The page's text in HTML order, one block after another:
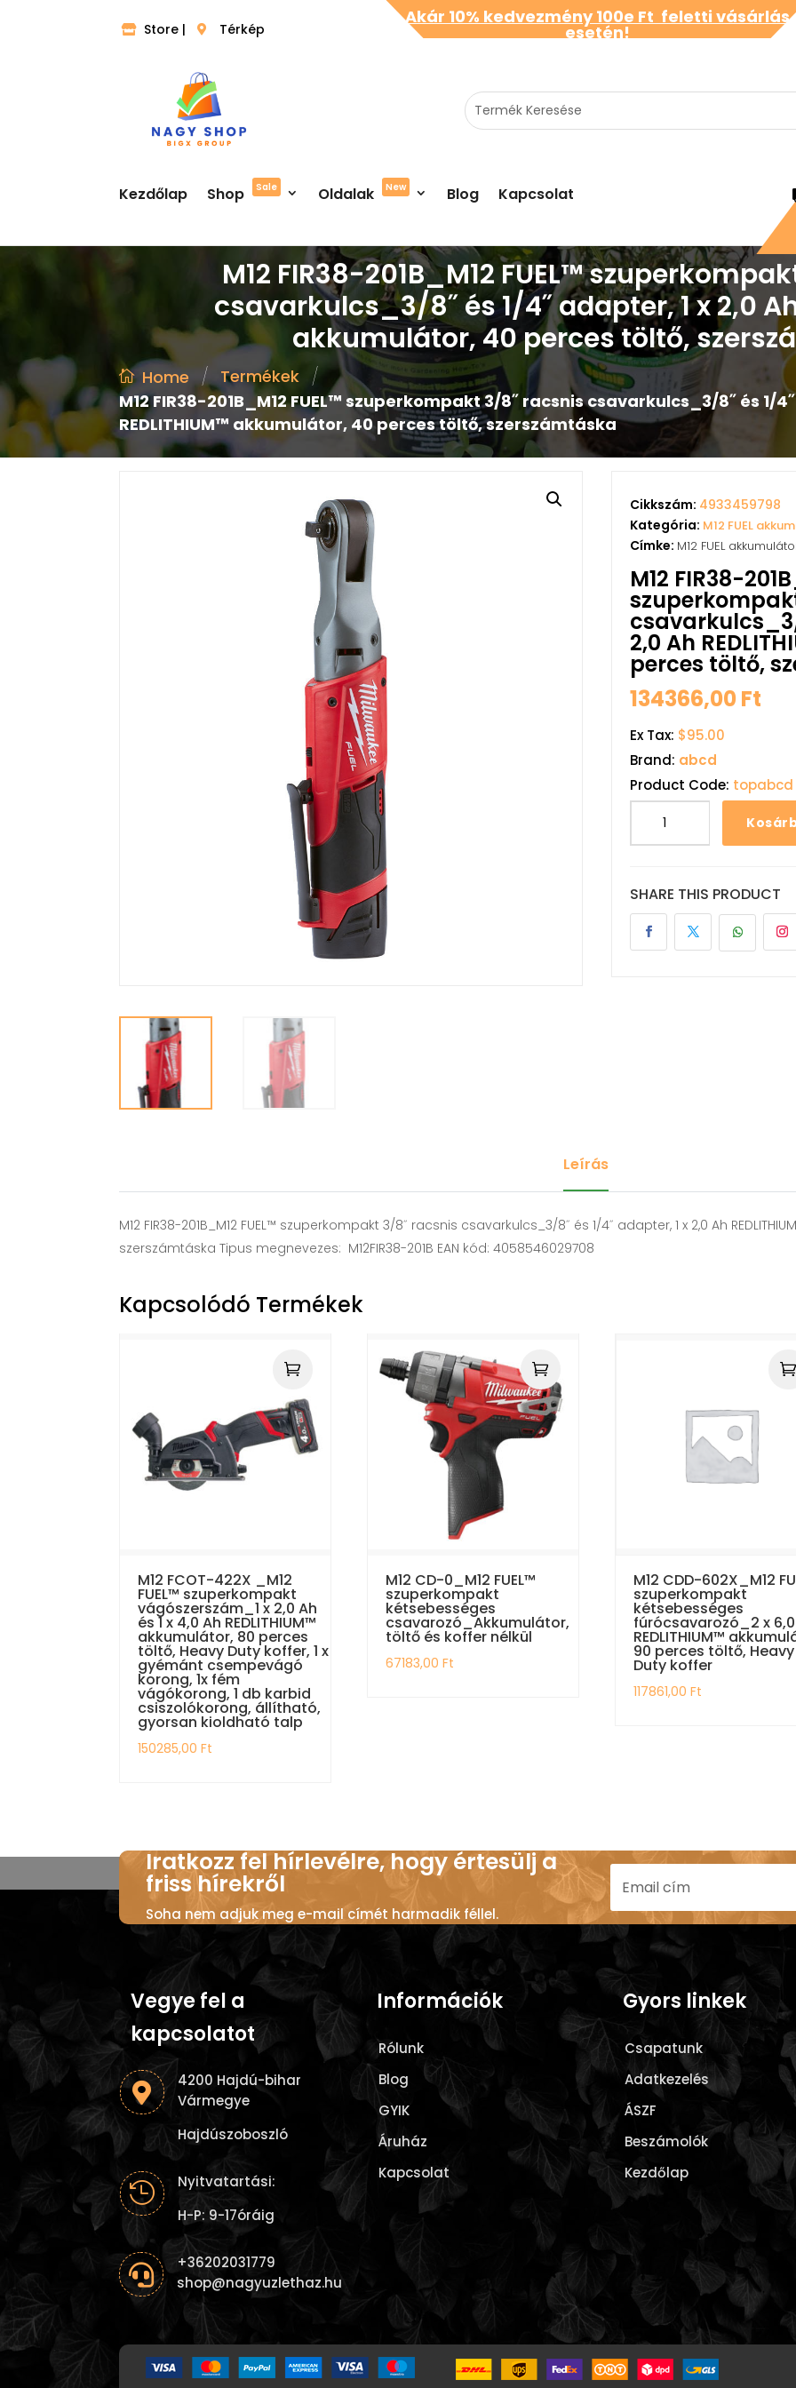
Store | Térkép
Akár 10% kedvezmény 100e Ft feletti vásárlás
esetén!
Kezdőlap Shop Sale Oldalak New Blog Kapcsolat
M12 FIR38-201B_M12 FUEL™
csavarkulcs_ 3/8˝ és 1/4˝ adapter, 1 x 2,0
akkumulátor, 40 perces töltő,
Home / Termékek /
M12 FIR38-201B_M12 FUEL™ szuperkompakt 3/8˝ racsnis csavarkulcs_ 3/8˝ és 1/
REDLITHIUM™ akkumulátor, 40 perces töltő, szerszámtáska
Cikkszám: 4933459798
Kategória: M12 FUEL
Címke: M12 FUEL
M12 FIR38-
csavarkulcs_
2,0 Ah
perces töltő,
134366,00Ft
Ex Tax: $95.00
Brand: abcd
Product Code: topabcd
SHARE THIS PRODUCT
Leírás
M12 FIR38-201B_M12 FUEL™ szuperkompakt 3/8˝ racsnis csavarkulcs_ 3/8˝ és 1/4˝ adapter, 1 x 2,0 Ah
szerszámtáska Tipus megnevezes: M12FIR38-201B EAN kód: 4058546029708
Kapcsolódó Termékek
M12 FCOT-422X _M12
FUEL™ szuperkompakt
vágószerszám_1 x 2,0 Ah
és 1 x 4,0 Ah REDLITHIUM™
akkumulátor, 80 perces
töltő, Heavy Duty koffer, 1 x
gyémánt csempevágó
korong, 1x fém
vágókorong, 1 db karbid
csiszolókorong, állítható,
gyorsan kioldható talp
150285,00Ft
M12 CD-0_M12 FUEL™
szuperkompakt
kétsebességes
csavarozó_Akkumulátor,
töltő és koffer nélkül
67183,00Ft
M12 CDD-602X_M12
szuperkompakt
kétsebességes
fúrócsavarozó_2 x
REDLITHIUM™
90 perces töltő, Heavy
Duty koffer
117861,00Ft
Iratkozz fel hírlevélre, hogy értesülj a
friss hírekről
Soha nem adjuk meg e-mail címét harmadik féllel.
Vegye fel a
kapcsolatot

4200 Hajdú-bihar
Vármegye
Hajdúszoboszló

Nyitvatartási:
H-P: 9-17óráig

+36202031779
shop@nagyuzlethaz.hu
Információk
Rólunk
Blog
GYIK
Áruház
Kapcsolat
Gyors linkek
Csapatunk
Adatkezelés
ÁSZF
Beszámolók
Kezdőlap